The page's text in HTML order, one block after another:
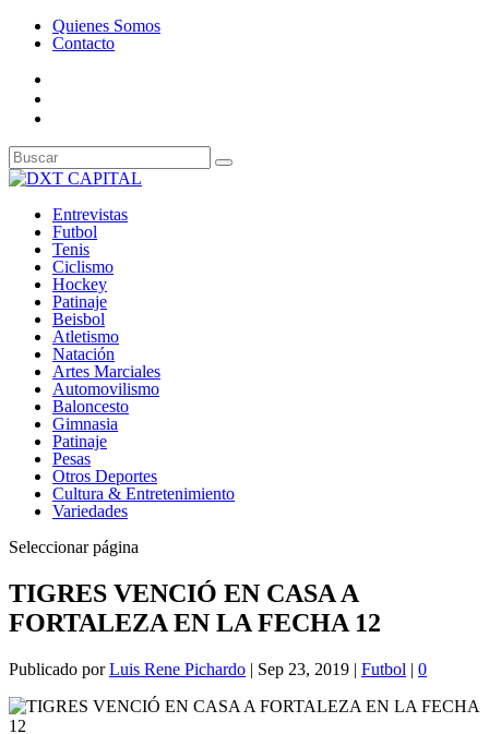
Quienes Somos
Contacto
Entrevistas
Futbol
Tenis
Ciclismo
Hockey
Patinaje
Beisbol
Atletismo
Natación
Artes Marciales
Automovilismo
Baloncesto
Gimnasia
Patinaje
Pesas
Otros Deportes
Cultura & Entretenimiento
Variedades
Seleccionar página
TIGRES VENCIÓ EN CASA A
FORTALEZA EN LA FECHA 12
Publicado porLuis Rene Pichardo | Sep 23, 2019 | Futbol | 0